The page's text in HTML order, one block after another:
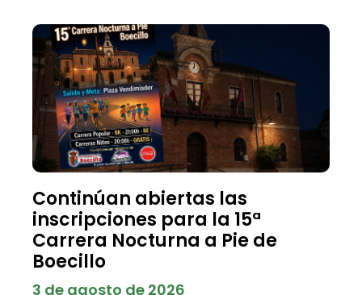
Continúan abiertas las
inscripciones para la 15ª
Carrera Nocturna a Pie de
Boecillo
3 de agosto de 2026